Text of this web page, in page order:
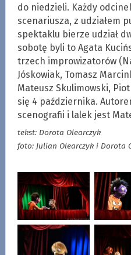
do niedzieli. Każdy
scenariusza, z udziałem
spektaklu bierze udział
sobotę byli to Agata
trzech improwizatorów
Jóskowiak, Tomasz
Mateusz Skulimowski,
się 4 października.
scenografii i lalek jest
tekst: Dorota Olearczyk
foto: Julian Olearczyk i Dorota